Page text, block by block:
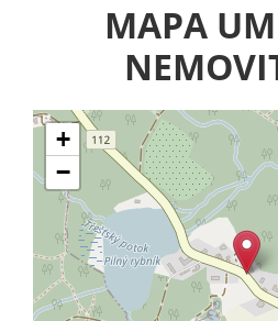
MAPA
+
−